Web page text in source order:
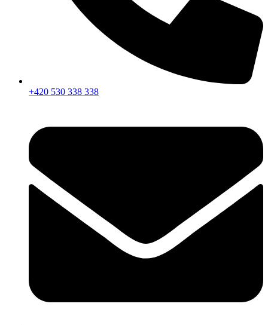
+420 530 338 338